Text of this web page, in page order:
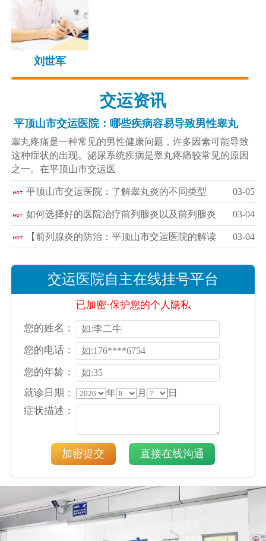
刘世军
交运资讯
平顶山市交运医院：哪些疾病容易导致男性睾丸
睾丸疼痛是一种常见的男性健康问题，许多因素可能导致
这种症状的出现。泌尿系统疾病是睾丸疼痛较常见的原因
之一。在平顶山市交运医
平顶山市交运医院：了解睾丸炎的不同类型 03-05
如何选择好的医院治疗前列腺炎以及前列腺炎 03-04
【前列腺炎的防治：平顶山市交运医院的解读 03-04
交运医院自主在线挂号平台
已加密·保护您的个人隐私
您的姓名：
您的电话：
您的年龄：
就诊日期：
年 月 日
症状描述：
加密提交 直接在线沟通